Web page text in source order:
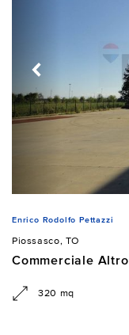
Enrico Rodolfo Pettazzi
Piossasco, TO
Commerciale Altro
320 mq